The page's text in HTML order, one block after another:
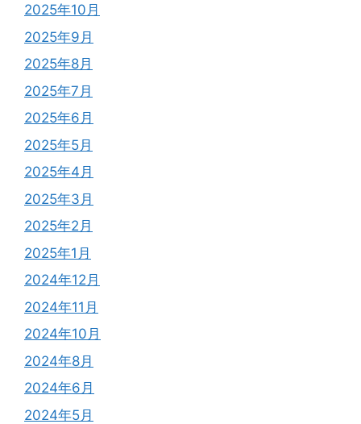
2025年10月
2025年9月
2025年8月
2025年7月
2025年6月
2025年5月
2025年4月
2025年3月
2025年2月
2025年1月
2024年12月
2024年11月
2024年10月
2024年8月
2024年6月
2024年5月